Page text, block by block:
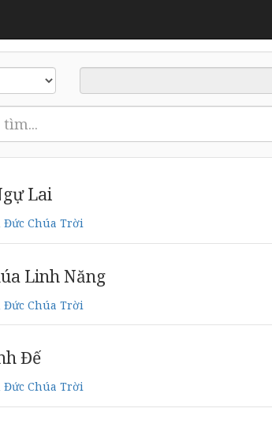
Lai
Đức Chúa Trời
Linh Năng
Đức Chúa Trời
Đế
Đức Chúa Trời